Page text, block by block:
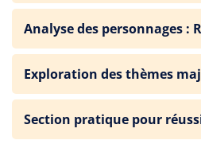
Analyse des personnages :
Exploration des thèmes
Section pratique pour